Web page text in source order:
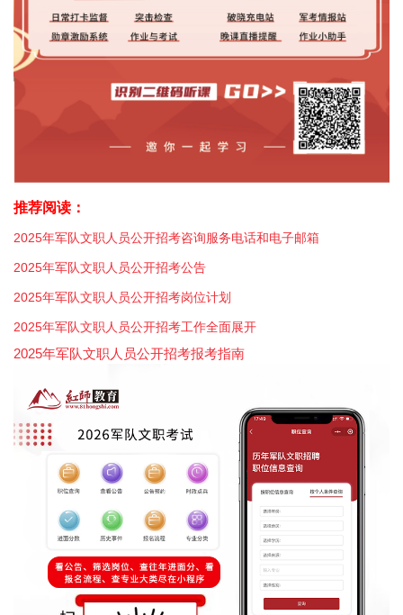
推荐阅读：
2025年军队文职人员公开招考咨询服务电话和电子邮箱
2025年军队文职人员公开招考公告
2025年军队文职人员公开招考岗位计划
2025年军队文职人员公开招考工作全面展开
2025年军队文职人员公开招考报考指南